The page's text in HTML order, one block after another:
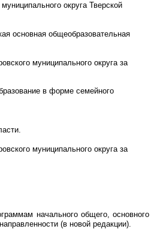
округа Тверской
основная общеобразовательная
муниципального округа за
в форме семейного
муниципального округа за
начального общего, основного
(в новой редакции).